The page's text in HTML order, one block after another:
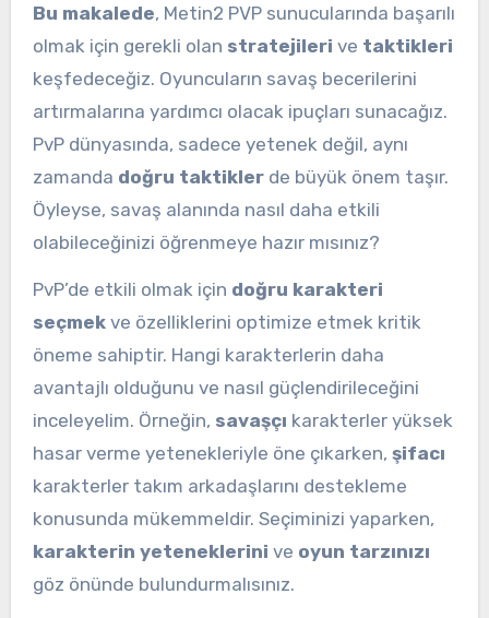
Bu makalede, Metin2 PVP sunucularında başarılı
olmak için gerekli olan stratejileri ve taktikleri
keşfedeceğiz. Oyuncuların savaş becerilerini
artırmalarına yardımcı olacak ipuçları sunacağız.
PvP dünyasında, sadece yetenek değil, aynı
zamanda doğru taktiklerde büyük önem taşır.
Öyleyse, savaş alanında nasıl daha etkili
olabileceğinizi öğrenmeye hazır mısınız?
PvP’de etkili olmak için doğru karakteri
seçmekve özelliklerini optimize etmek kritik
öneme sahiptir. Hangi karakterlerin daha
avantajlı olduğunu ve nasıl güçlendirileceğini
inceleyelim. Örneğin, savaşçı karakterler yüksek
hasar verme yetenekleriyle öne çıkarken, şifacı
karakterler takım arkadaşlarını destekleme
konusunda mükemmeldir. Seçiminizi yaparken,
karakterin yeteneklerini ve oyun tarzınızı
göz önünde bulundurmalısınız.